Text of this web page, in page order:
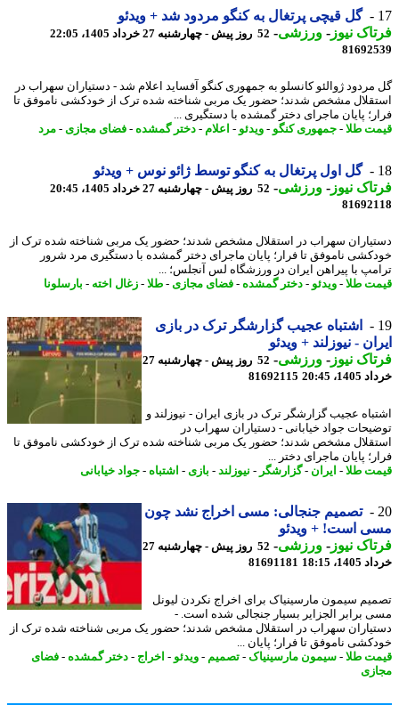
گل قیچی پرتغال به کنگو مردود شد + ویدئو
نیوز-ورزشی-52 روز پیش - چهارشنبه 27 خرداد 1405، 22:05
ژوالئو کانسلو به جمهوری کنگو آفساید اعلام شد - دستیاران سهراب در
مشخص شدند؛ حضور یک مربی شناخته شده ترک از خودکشی ناموفق تا
پایان ماجرای دختر گمشده با دستگیری ...
طلا-جمهوری کنگو-ویدئو-اعلام -دختر گمشده-فضای مجازی- مرد
گل اول پرتغال به کنگو توسط ژائو نوس + ویدئو
نیوز-ورزشی-52 روز پیش - چهارشنبه 27 خرداد 1405، 20:45
سهراب در استقلال مشخص شدند؛ حضور یک مربی شناخته شده ترک از
ناموفق تا فرار؛ پایان ماجرای دختر گمشده با دستگیری مرد شرور
با پیراهن ایران در ورزشگاه لس آنجلس؛ ...
طلا-ویدئو-دختر گمشده-فضای مجازی- طلا-زغال اخته -بارسلونا
اشتباه عجیب گزارشگر ترک در بازی
- نیوزلند + ویدئو
نیوز-ورزشی-
52 روز پیش - چهارشنبه 27
20:45
81692115
عجیب گزارشگر ترک در بازی ایران - نیوزلند و
جواد خیابانی - دستیاران سهراب در
مشخص شدند؛ حضور یک مربی شناخته شده ترک از خودکشی ناموفق تا
پایان ماجرای دختر ...
طلا-ایران - گزارشگر-نیوزلند-بازی - اشتباه-جواد خیابانی
تصمیم جنجالی: مسی اخراج نشد چون
است! + ویدئو
نیوز-ورزشی-
52 روز پیش - چهارشنبه 27
18:15
81691181
سیمون مارسینیاک برای اخراج نکردن لیونل
برابر الجزایر بسیار جنجالی شده است. -
سهراب در استقلال مشخص شدند؛ حضور یک مربی شناخته شده ترک از
ناموفق تا فرار؛ پایان ...
طلا-سیمون مارسینیاک-تصمیم-ویدئو-اخراج- دختر گمشده-فضای